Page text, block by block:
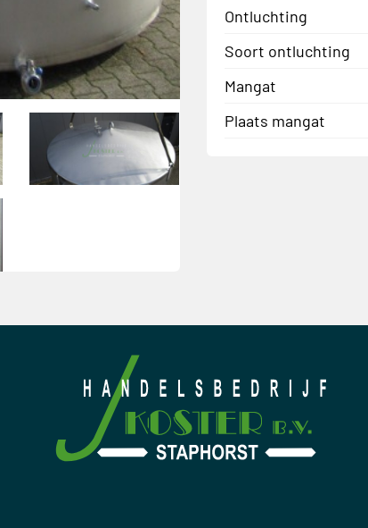
Ontluchting
Soort ontluchting
Mangat
Plaats mangat